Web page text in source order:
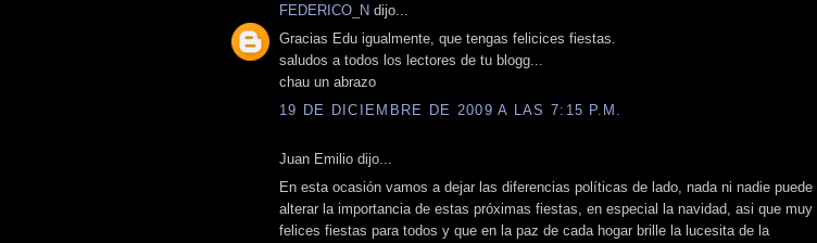
FEDERICO_N dijo...
Gracias Edu igualmente, que tengas felicices fiestas.
saludos a todos los lectores de tu blogg...
chau un abrazo
19 DE DICIEMBRE DE 2009 A LAS 7:15 P.M.
Juan Emilio dijo...
En esta ocasión vamos a dejar las diferencias políticas de lado, nada ni nadie puede
alterar la importancia de estas próximas fiestas, en especial la navidad, asi que muy
felices fiestas para todos y que en la paz de cada hogar brille la lucesita de la